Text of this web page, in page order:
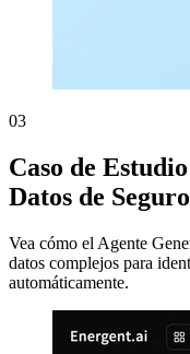
03
Caso de
Datos de
Vea cómo el Agente
datos complejos para
automáticamente.